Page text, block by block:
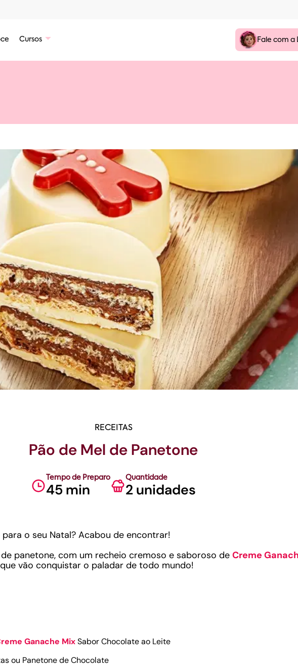
Cursos Fale com a
RECEITAS
Pão de Mel de Panetone
Tempo de Preparo
45 min
Quantidade
2 unidades
o seu Natal? Acabou de encontrar!
panetone, com um recheio cremoso e saboroso de Creme
vão conquistar o paladar de todo mundo!
Ganache MixSabor Chocolate ao Leite
ou Panetone de Chocolate